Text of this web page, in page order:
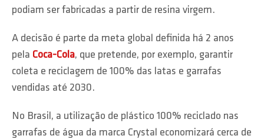
podiam ser fabricadas a partir de resina virgem.
A decisão é parte da meta global definida há 2 anos
pela Coca-Cola, que pretende, por exemplo, garantir
coleta e reciclagem de 100% das latas e garrafas
vendidas até 2030.
No Brasil, a utilização de plástico 100% reciclado nas
garrafas de água da marca Crystal economizará cerca de